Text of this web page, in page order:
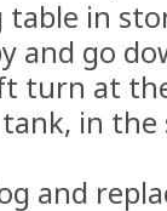
in
and go
turn at
in the
and